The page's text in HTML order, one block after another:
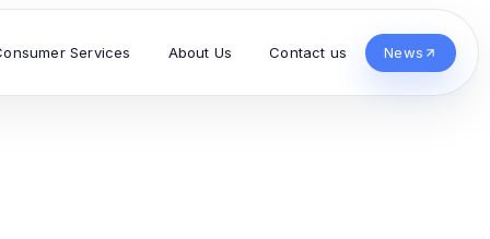
Services About Us Contact us News